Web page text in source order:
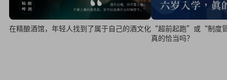
在精酿酒馆，年轻人找到了属于自己的酒文化“超前起跑”或“制度
真的恰当吗？